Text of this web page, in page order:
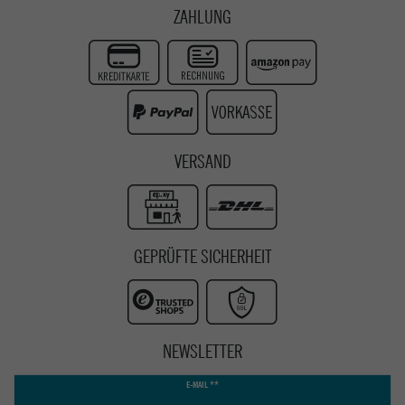
Kontaktformular
Zur Echtheit der Bewertungen
Instagram
Youtube
ZAHLUNG
VERSAND
GEPRÜFTE SICHERHEIT
NEWSLETTER
E-MAIL **